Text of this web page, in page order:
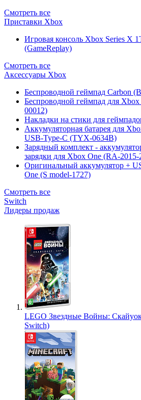
Смотреть все
Приставки Xbox
Игровая консоль Xbox Series X
(GameReplay)
Смотреть все
Аксессуары Xbox
Беспроводной геймпад Carbon
Беспроводной геймпад для
00012)
Накладки на стики для
Аккумуляторная батарея для
USB-Type-C (TYX-0634B)
Зарядный комплект -
зарядки для Xbox One (RA-2015-
Оригинальный аккумулятор +
One (S model-1727)
Смотреть все
Switch
Лидеры продаж
LEGO Звездные Войны:
Switch)